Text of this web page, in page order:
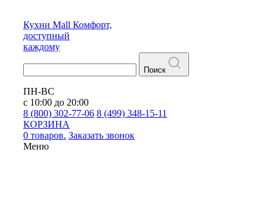
Кухни Mall Комфорт,
доступный
каждому
Поиск
ПН-ВС
с 10:00 до 20:00
8 (800) 302-77-06 8 (499) 348-15-11
КОРЗИНА
0 товаров. Заказать звонок
Меню